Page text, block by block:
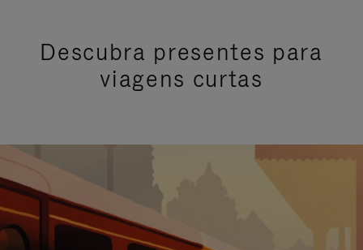
Descubra presentes para
viagens curtas